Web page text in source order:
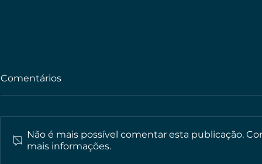
Comentários
Não é mais possível comentar esta publicação.
mais informações.